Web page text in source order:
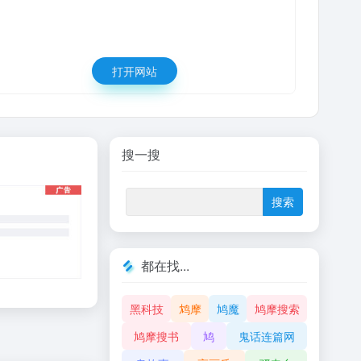
打开网站
搜一搜
都在找...
黑科技 鸩摩 鸠魔
鸠摩搜索
鸠摩搜书
鸠
鬼话连篇网